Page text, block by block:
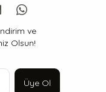
ve
Olsun!
Üye Ol